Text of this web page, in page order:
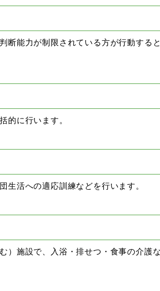
断能力が制限されている方が行動する
的に行います。
活への適応訓練などを行います。
）施設で、入浴・排せつ・食事の介護